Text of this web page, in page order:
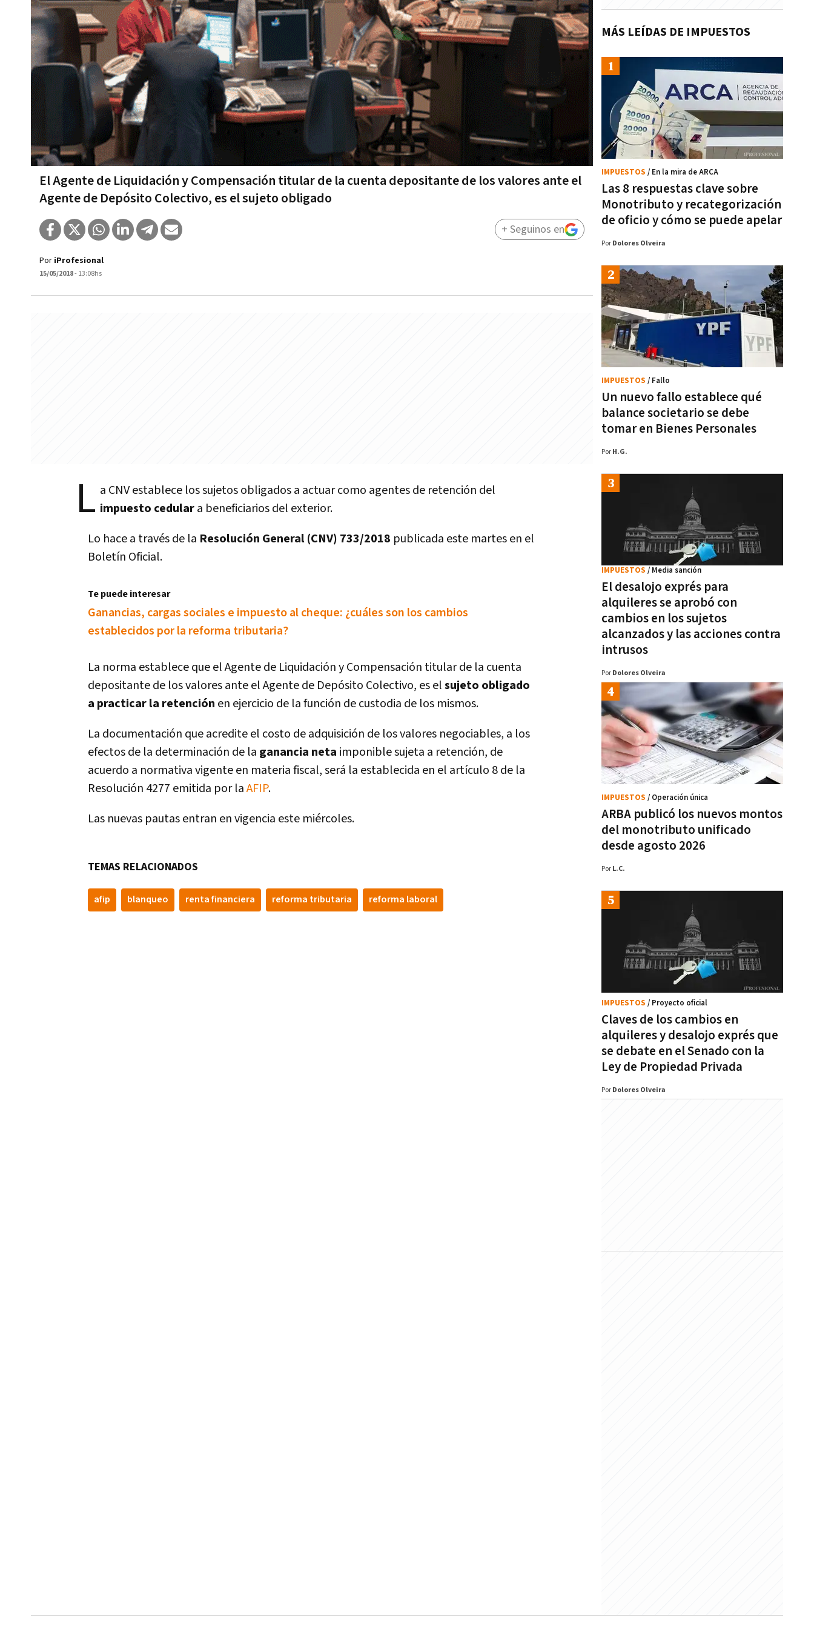
El Agente de Liquidación y Compensación titular de la cuenta depositante de los valores ante el
Agente de Depósito Colectivo, es el sujeto obligado
Por iProfesional
15/05/2018- 13:08hs
+ Seguinos en
L a CNV establece los sujetos obligados a actuar como agentes de retención del
impuesto cedulara beneficiarios del exterior.
Lo hace a través de la Resolución General (CNV) 733/2018 publicada este martes en el
Boletí­n Oficial.
Te puede interesar
Ganancias, cargas sociales e impuesto al cheque: ¿cuáles son los cambios
establecidos por la reforma tributaria?
La norma establece que el Agente de Liquidación y Compensación titular de la cuenta
depositante de los valores ante el Agente de Depósito Colectivo, es elsujeto obligado
a practicar la retención en ejercicio de la función de custodia de los mismos.
La documentación que acredite el costo de adquisición de los valores negociables, a los
efectos de la determinación de la ganancia neta imponible sujeta a retención, de
acuerdo a normativa vigente en materia fiscal, será la establecida en el artí­culo 8 de la
Resolución 4277 emitida por laAFIP.
Las nuevas pautas entran en vigencia este miércoles.
TEMAS RELACIONADOS
afip blanqueo renta financiera reforma tributaria reforma laboral
MÁS LEÍDAS DE IMPUESTOS
Las 8 respuestas clave sobre
Monotributo y recategorización
de oficio y cómo se puede apelar
IMPUESTOS / En la mira de ARCA
Por Dolores Olveira
Un nuevo fallo establece qué
balance societario se debe
tomar en Bienes Personales
IMPUESTOS / Fallo
Por H.G.
El desalojo exprés para
alquileres se aprobó con
cambios en los sujetos
alcanzados y las acciones contra
intrusos
IMPUESTOS / Media sanción
Por Dolores Olveira
ARBA publicó los nuevos montos
del monotributo unificado
desde agosto 2026
IMPUESTOS / Operación única
Por L.C.
Claves de los cambios en
alquileres y desalojo exprés que
se debate en el Senado con la
Ley de Propiedad Privada
IMPUESTOS / Proyecto oficial
Por Dolores Olveira